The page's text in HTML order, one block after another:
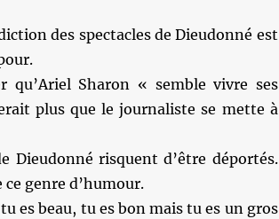
des spectacles de Dieudonné est
qu’Ariel Sharon « semble vivre ses
plus que le journaliste se mette à
Dieudonné risquent d’être déportés.
ce genre d’humour.
es beau, tu es bon mais tu es un gros